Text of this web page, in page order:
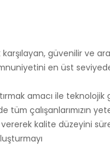
güvenilir ve
en üst
amacı ile
tüm çalışanlarımızın
kalite düzeyini